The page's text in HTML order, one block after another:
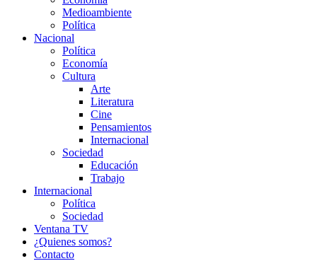
Medioambiente
Política
Nacional
Política
Economía
Cultura
Arte
Literatura
Cine
Pensamientos
Internacional
Sociedad
Educación
Trabajo
Internacional
Política
Sociedad
Ventana TV
¿Quienes somos?
Contacto